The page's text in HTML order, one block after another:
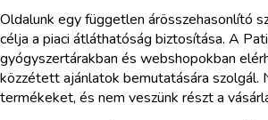
Oldalunk egy független árösszehasonlító
célja a piaci átláthatóság biztosítása. A
gyógyszertárakban és webshopokban
közzétett ajánlatok bemutatására szolgál.
termékeket, és nem veszünk részt a